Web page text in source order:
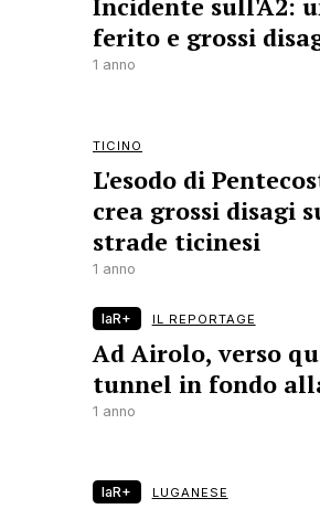
Incidente sull'A2:
ferito e grossi
1 anno
TICINO
L'esodo di
crea grossi disagi
strade ticinesi
1 anno
laR+ IL REPORTAGE
Ad Airolo, verso
tunnel in fondo
1 anno
laR+ LUGANESE